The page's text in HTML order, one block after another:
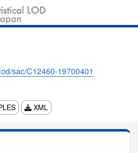
sac/C12460-19700401
XML